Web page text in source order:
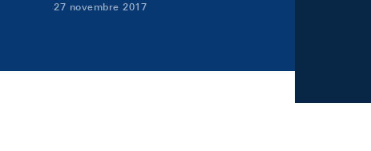
27 novembre 2017